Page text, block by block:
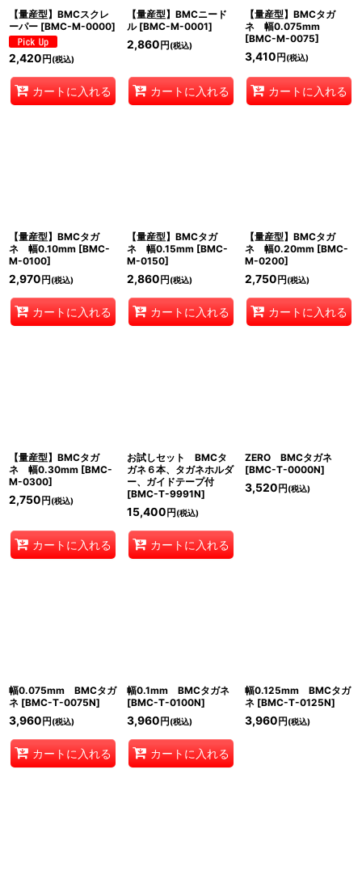
絞り込む
【量産型】BMCスクレ
ーパー [BMC-M-0000]
2,420 円 (税込)
カートに入れる
【量産型】BMCニード
ル [BMC-M-0001]
2,860 円 (税込)
カートに入れる
【量産型】BMCタガ
ネ 幅0.075mm
[BMC-M-0075]
3,410 円 (税込)
カートに入れる
【量産型】BMCタガ
ネ 幅0.10mm [BMC-
M-0100]
2,970 円 (税込)
カートに入れる
【量産型】BMCタガ
ネ 幅0.15mm [BMC-
M-0150]
2,860 円 (税込)
カートに入れる
【量産型】BMCタガ
ネ 幅0.20mm [BMC-
M-0200]
2,750 円 (税込)
カートに入れる
【量産型】BMCタガ
ネ 幅0.30mm [BMC-
M-0300]
2,750 円 (税込)
カートに入れる
お試しセット BMCタ
ガネ６本、タガネホルダ
ー、ガイドテープ付
[BMC-T-9991N]
15,400 円 (税込)
カートに入れる
ZERO BMCタガネ
[BMC-T-0000N]
3,520 円 (税込)
幅0.075mm BMCタガ
ネ [BMC-T-0075N]
3,960 円 (税込)
カートに入れる
幅0.1mm BMCタガネ
[BMC-T-0100N]
3,960 円 (税込)
カートに入れる
幅0.125mm BMCタガ
ネ [BMC-T-0125N]
3,960 円 (税込)